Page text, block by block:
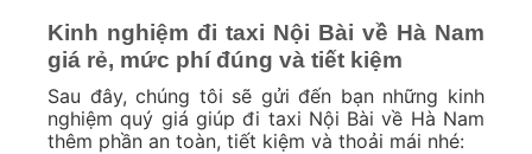
Kinh nghiệm đi taxi Nội Bài về Hà Nam
giá rẻ, mức phí đúng và tiết kiệm
Sau đây, chúng tôi sẽ gửi đến bạn những kinh
nghiệm quý giá giúp đi taxi Nội Bài về Hà Nam
thêm phần an toàn, tiết kiệm và thoải mái nhé: